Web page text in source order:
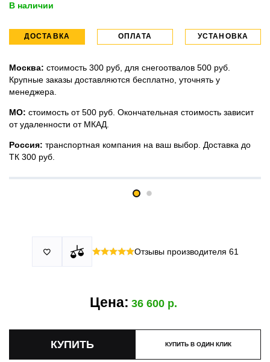
В наличии
ДОСТАВКА ОПЛАТА УСТАНОВКА
Москва: стоимость 300 руб, для снегоотвалов 500 руб.
Крупные заказы доставляются бесплатно, уточнять у
менеджера.
МО: стоимость от 500 руб. Окончательная стоимость зависит
от удаленности от МКАД.
Россия: транспортная компания на ваш выбор. Доставка до
ТК 300 руб.
Принимаем все виды оплаты в том числе переводы и СПБ.
По России: оплата производится до момента отгрузки в ТК.
У нас 2 установочных центра:г. Москва, ул. Привольная д 2,
скидка 25%
 Отзывы производителя 61
Цена: 36 600
КУПИТЬ В ОДИН КЛИК